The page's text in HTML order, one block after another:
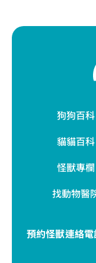
狗狗百科
貓貓百科
怪獸專欄
找動物醫
預約怪獸連絡